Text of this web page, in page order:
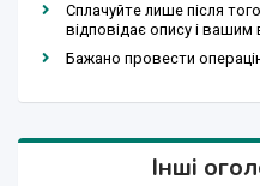
Сплачуйте лише після
відповідає опису і вашим
Бажано провести
Інші